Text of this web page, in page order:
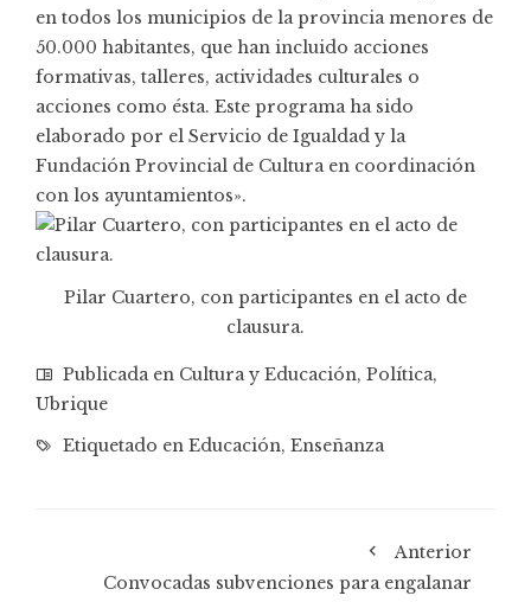
en todos los municipios de la provincia menores de
50.000 habitantes, que han incluido acciones
formativas, talleres, actividades culturales o
acciones como ésta. Este programa ha sido
elaborado por el Servicio de Igualdad y la
Fundación Provincial de Cultura en coordinación
con los ayuntamientos».
Pilar Cuartero, con participantes en el acto de
clausura.
Publicada en Cultura y Educación, Política,
Ubrique
Etiquetado en Educación, Enseñanza
Anterior
Convocadas subvenciones para engalanar